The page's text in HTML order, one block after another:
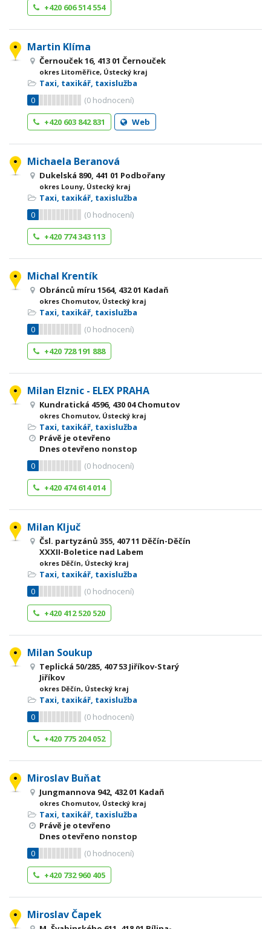
+420 606 514 554
Martin Klíma
Černouček 16, 413 01 Černouček
okres Litoměřice, Ústecký kraj
Taxi, taxikář, taxislužba
0
(0 hodnocení)
+420 603 842 831
Web
Michaela Beranová
Dukelská 890, 441 01 Podbořany
okres Louny, Ústecký kraj
Taxi, taxikář, taxislužba
0
(0 hodnocení)
+420 774 343 113
Michal Krentík
Obránců míru 1564, 432 01 Kadaň
okres Chomutov, Ústecký kraj
Taxi, taxikář, taxislužba
0
(0 hodnocení)
+420 728 191 888
Milan Elznic - ELEX PRAHA
Kundratická 4596, 430 04 Chomutov
okres Chomutov, Ústecký kraj
Taxi, taxikář, taxislužba
Právě je otevřeno
Dnes otevřeno nonstop
0
(0 hodnocení)
+420 474 614 014
Milan Ključ
Čsl. partyzánů 355, 407 11 Děčín-Děčín
XXXII-Boletice nad Labem
okres Děčín, Ústecký kraj
Taxi, taxikář, taxislužba
0
(0 hodnocení)
+420 412 520 520
Milan Soukup
Teplická 50/285, 407 53 Jiříkov-Starý
Jiříkov
okres Děčín, Ústecký kraj
Taxi, taxikář, taxislužba
0
(0 hodnocení)
+420 775 204 052
Miroslav Buňat
Jungmannova 942, 432 01 Kadaň
okres Chomutov, Ústecký kraj
Taxi, taxikář, taxislužba
Právě je otevřeno
Dnes otevřeno nonstop
0
(0 hodnocení)
+420 732 960 405
Miroslav Čapek